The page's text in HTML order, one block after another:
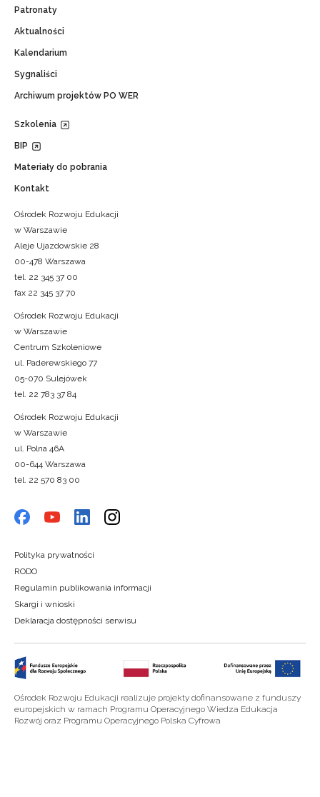
Patronaty
Aktualności
Kalendarium
Sygnaliści
Archiwum projektów PO WER
Szkolenia
BIP
Materiały do pobrania
Kontakt
Ośrodek Rozwoju Edukacji
w Warszawie
Aleje Ujazdowskie 28
00-478 Warszawa
tel. 22 345 37 00
fax 22 345 37 70
Ośrodek Rozwoju Edukacji
w Warszawie
Centrum Szkoleniowe
ul. Paderewskiego 77
05-070 Sulejówek
tel. 22 783 37 84
Ośrodek Rozwoju Edukacji
w Warszawie
ul. Polna 46A
00-644 Warszawa
tel. 22 570 83 00
Polityka prywatności
RODO
Regulamin publikowania informacji
Skargi i wnioski
Deklaracja dostępności serwisu
Ośrodek Rozwoju Edukacji realizuje projekty dofinansowane z funduszy
europejskich w ramach Programu Operacyjnego Wiedza Edukacja
Rozwój oraz Programu Operacyjnego Polska Cyfrowa